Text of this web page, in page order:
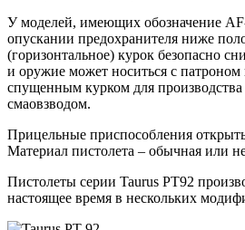
У моделей, имеющих обозначение
опускании предохранителя ниже
(горизонтальное) курок безопасно
и оружие может носиться с патроном
спущенным курком для производства
смаовзводом.
Прицельные приспособления
Материал пистолета – обычная или
Пистолеты серии Taurus PT92
настоящее время в нескольких